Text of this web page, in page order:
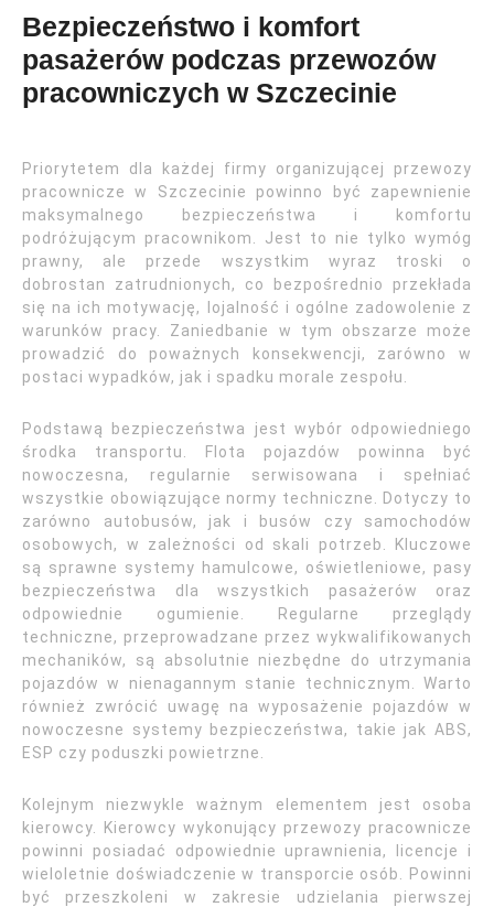
Bezpieczeństwo i komfort
pasażerów podczas przewozów
pracowniczych w Szczecinie
Priorytetem dla każdej firmy organizującej przewozy
pracownicze w Szczecinie powinno być zapewnienie
maksymalnego bezpieczeństwa i komfortu
podróżującym pracownikom. Jest to nie tylko wymóg
prawny, ale przede wszystkim wyraz troski o
dobrostan zatrudnionych, co bezpośrednio przekłada
się na ich motywację, lojalność i ogólne zadowolenie z
warunków pracy. Zaniedbanie w tym obszarze może
prowadzić do poważnych konsekwencji, zarówno w
postaci wypadków, jak i spadku morale zespołu.
Podstawą bezpieczeństwa jest wybór odpowiedniego
środka transportu. Flota pojazdów powinna być
nowoczesna, regularnie serwisowana i spełniać
wszystkie obowiązujące normy techniczne. Dotyczy to
zarówno autobusów, jak i busów czy samochodów
osobowych, w zależności od skali potrzeb. Kluczowe
są sprawne systemy hamulcowe, oświetleniowe, pasy
bezpieczeństwa dla wszystkich pasażerów oraz
odpowiednie ogumienie. Regularne przeglądy
techniczne, przeprowadzane przez wykwalifikowanych
mechaników, są absolutnie niezbędne do utrzymania
pojazdów w nienagannym stanie technicznym. Warto
również zwrócić uwagę na wyposażenie pojazdów w
nowoczesne systemy bezpieczeństwa, takie jak ABS,
ESP czy poduszki powietrzne.
Kolejnym niezwykle ważnym elementem jest osoba
kierowcy. Kierowcy wykonujący przewozy pracownicze
powinni posiadać odpowiednie uprawnienia, licencje i
wieloletnie doświadczenie w transporcie osób. Powinni
być przeszkoleni w zakresie udzielania pierwszej